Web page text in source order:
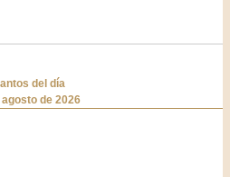
del día
agosto de 2026